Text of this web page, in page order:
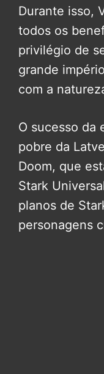
Durante isso,
todos os
privilégio de
grande
com a
O sucesso da
pobre da
Doom, que
Stark
planos de
personagens